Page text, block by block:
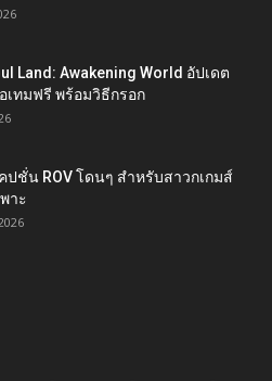
Land: Awakening World อัปเดต
เทมฟรี พร้อมวิธีกรอก
ปชั่น ROV โดนๆ สำหรับสาวกเกมส์
าะ